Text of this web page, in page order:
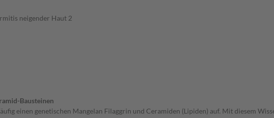
neigender Haut 2
Bausteinen
einen genetischen Mangelan Filaggrin und Ceramiden (Lipiden) auf. Mit diesem